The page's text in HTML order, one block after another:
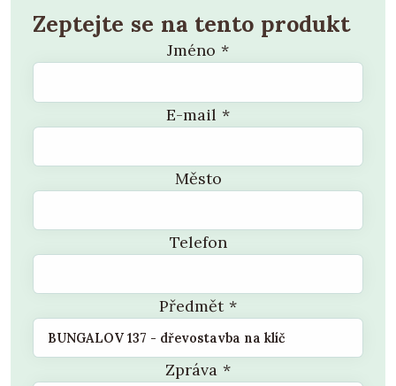
Zeptejte se na tento produkt
Jméno *
E-mail *
Město
Telefon
Předmět*
Zpráva *